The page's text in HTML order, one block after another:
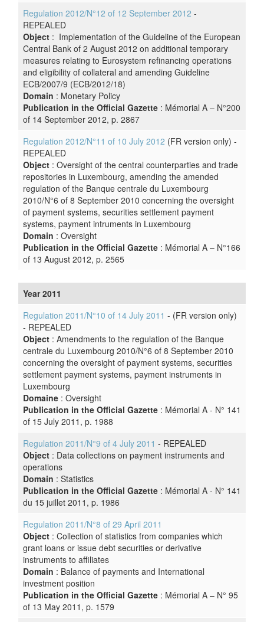
Regulation 2012/N°12 of 12 September 2012 -
REPEALED
Object : Implementation of the Guideline of the European
Central Bank of 2 August 2012 on additional temporary
measures relating to Eurosystem refinancing operations
and eligibility of collateral and amending Guideline
ECB/2007/9 (ECB/2012/18)
Domain : Monetary Policy
Publication in the Official Gazette : Mémorial A – N°200
of 14 September 2012, p. 2867
Regulation 2012/N°11 of 10 July 2012 (FR version only) -
REPEALED
Object : Oversight of the central counterparties and trade
repositories in Luxembourg, amending the amended
regulation of the Banque centrale du Luxembourg
2010/N°6 of 8 September 2010 concerning the oversight
of payment systems, securities settlement payment
systems, payment intruments in Luxembourg
Domain : Oversight
Publication in the Official Gazette : Mémorial A – N°166
of 13 August 2012, p. 2565
Year 2011
Regulation 2011/N°10 of 14 July 2011 - (FR version only)
- REPEALED
Object : Amendments to the regulation of the Banque
centrale du Luxembourg 2010/N°6 of 8 September 2010
concerning the oversight of payment systems, securities
settlement payment systems, payment instruments in
Luxembourg
Domaine : Oversight
Publication in the Official Gazette : Mémorial A - N° 141
of 15 July 2011, p. 1988
Regulation 2011/N°9 of 4 July 2011 - REPEALED
Object : Data collections on payment instruments and
operations
Domain : Statistics
Publication in the Official Gazette : Mémorial A - N° 141
du 15 juillet 2011, p. 1986
Regulation 2011/N°8 of 29 April 2011
Object : Collection of statistics from companies which
grant loans or issue debt securities or derivative
instruments to affiliates
Domain : Balance of payments and International
investment position
Publication in the Official Gazette : Mémorial A – N° 95
of 13 May 2011, p. 1579